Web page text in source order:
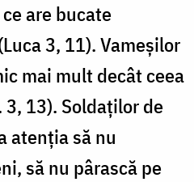
are bucate
3, 11). Vameşilor
mai mult decât ceea
3, 13). Soldaţilor de
atenţia să nu
să nu pârască pe